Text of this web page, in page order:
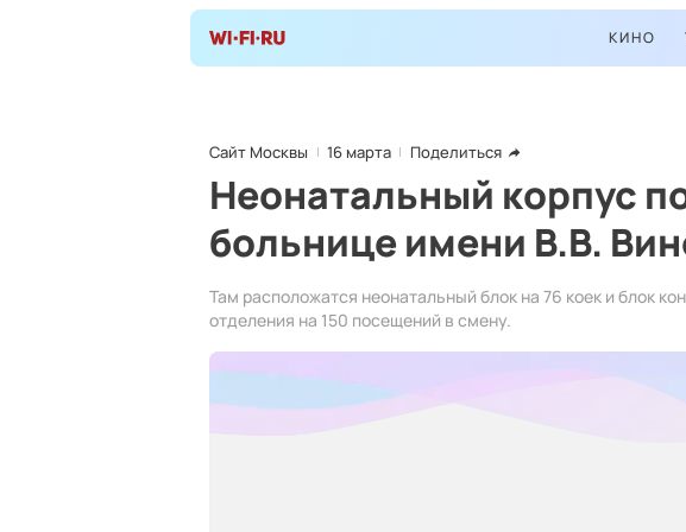
КИНО
Сайт Москвы 16 марта Поделиться
Неонатальный корпус
больнице имени В.В.
Там расположатся неонатальный блок на 76 коек и блок
отделения на 150 посещений в смену.